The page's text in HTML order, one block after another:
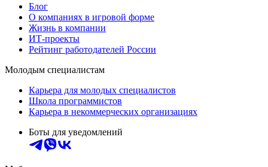
Блог
О компаниях в игровой форме
Жизнь в компании
ИТ-проекты
Рейтинг работодателей России
Молодым специалистам
Карьера для молодых специалистов
Школа программистов
Карьера в некоммерческих организациях
Боты для уведомлений